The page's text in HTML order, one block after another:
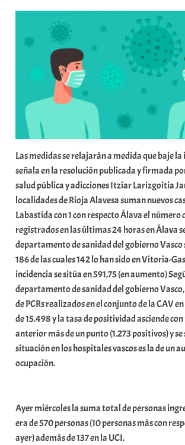
Las medidas se relajarán a medida que baje la
señala en la resolución publicada y firmada
salud pública y adicciones Itziar Larizgoitia
localidades de Rioja Alavesa suman nuevos
Labastida con 1 con respecto Álava el número
registrados en las últimas 24 horas en Álava
departamento de sanidad del gobierno Vasco
186 de las cuales 142 lo han sido en Vitoria-
incidencia se sitúa en 591,75 (en aumento)
departamento de sanidad del gobierno
de PCRs realizados en el conjunto de la CAV
de 15.498 y la tasa de positividad asciende
anterior más de un punto (1.273 positivos) y se
situación en los hospitales vascos es la de un
ocupación.
Ayer miércoles la suma total de personas
era de 570 personas (10 personas más con
ayer) además de 137 en la UCI.